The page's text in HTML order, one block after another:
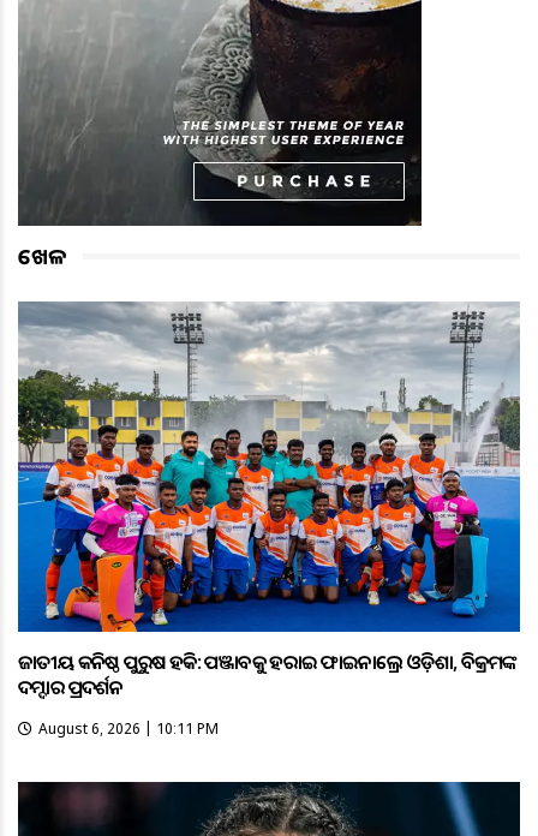
ଖେଳ
ଜାତୀୟ କନିଷ୍ଠ ପୁରୁଷ ହକି: ପଞ୍ଜାବକୁ ହରାଇ ଫାଇନାଲ୍ରେ ଓଡ଼ିଶା, ବିକ୍ରମଙ୍କ
ଦମ୍ଦାର ପ୍ରଦର୍ଶନ
August 6, 2026 | 10:11 PM